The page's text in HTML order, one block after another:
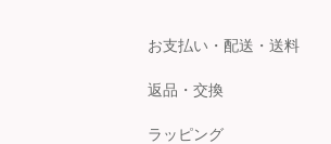
お支払い・配送・送料
返品・交換
ラッピング